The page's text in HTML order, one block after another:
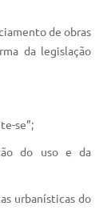
de obras
da legislação
se”;
do uso e da
urbanísticas do